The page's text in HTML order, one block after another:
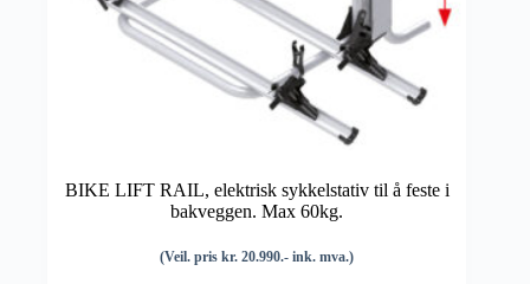
BIKE LIFT RAIL, elektrisk sykkelstativ til å feste i
bakveggen. Max 60kg.
(Veil. pris kr. 20.990.- ink. mva.)